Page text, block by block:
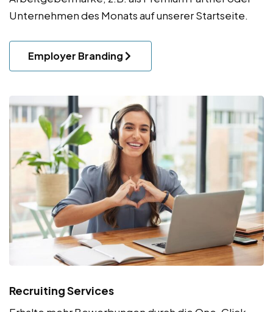
Unternehmen des Monats auf unserer Startseite.
Employer Branding
Recruiting Services